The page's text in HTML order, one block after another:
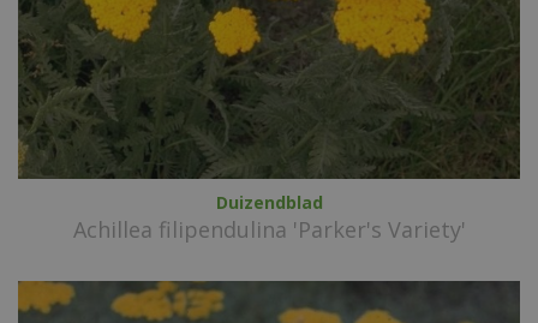
Duizendblad
Achillea filipendulina 'Parker's Variety'